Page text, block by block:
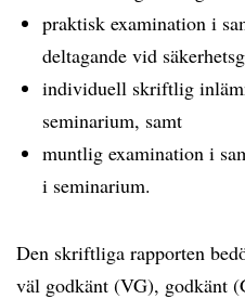
praktisk examination i
deltagande vid
individuell skriftlig
seminarium, samt
muntlig examination i
i seminarium.
Den skriftliga rapporten
väl godkänt (VG), godkänt